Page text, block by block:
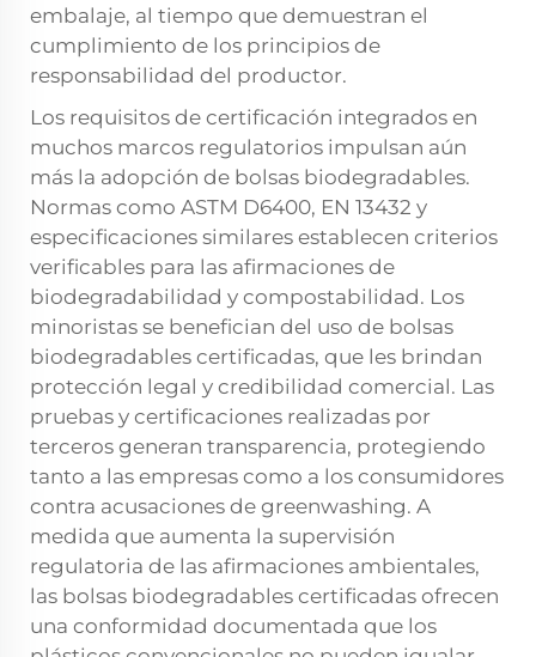
embalaje, al tiempo que demuestran el
cumplimiento de los principios de
responsabilidad del productor.
Los requisitos de certificación integrados en
muchos marcos regulatorios impulsan aún
más la adopción de bolsas biodegradables.
Normas como ASTM D6400, EN 13432 y
especificaciones similares establecen criterios
verificables para las afirmaciones de
biodegradabilidad y compostabilidad. Los
minoristas se benefician del uso de bolsas
biodegradables certificadas, que les brindan
protección legal y credibilidad comercial. Las
pruebas y certificaciones realizadas por
terceros generan transparencia, protegiendo
tanto a las empresas como a los consumidores
contra acusaciones de greenwashing. A
medida que aumenta la supervisión
regulatoria de las afirmaciones ambientales,
las bolsas biodegradables certificadas ofrecen
una conformidad documentada que los